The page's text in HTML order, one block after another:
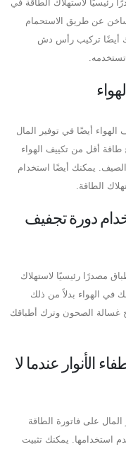
رئيسيًا لاستهلاك الطاقة في
عن طريق الاستحمام
أيضًا تركيب رأس دش
أيضًا في توفير المال
طاقة أقل من تكييف الهواء
يمكنك أيضًا استخدام
الطاقة.
دورة تجفيف
مصدرًا رئيسيًا لاستهلاك
في الهواء بدلاً من ذلك
غسالة الصحون وترك أطباقك
الأنوار عندما لا
على فاتورة الطاقة
استخدامها. يمكنك تثبيت